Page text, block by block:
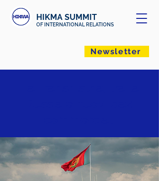
HIKMA SUMMIT
OF INTERNATIONAL RELATIONS
Newsletter